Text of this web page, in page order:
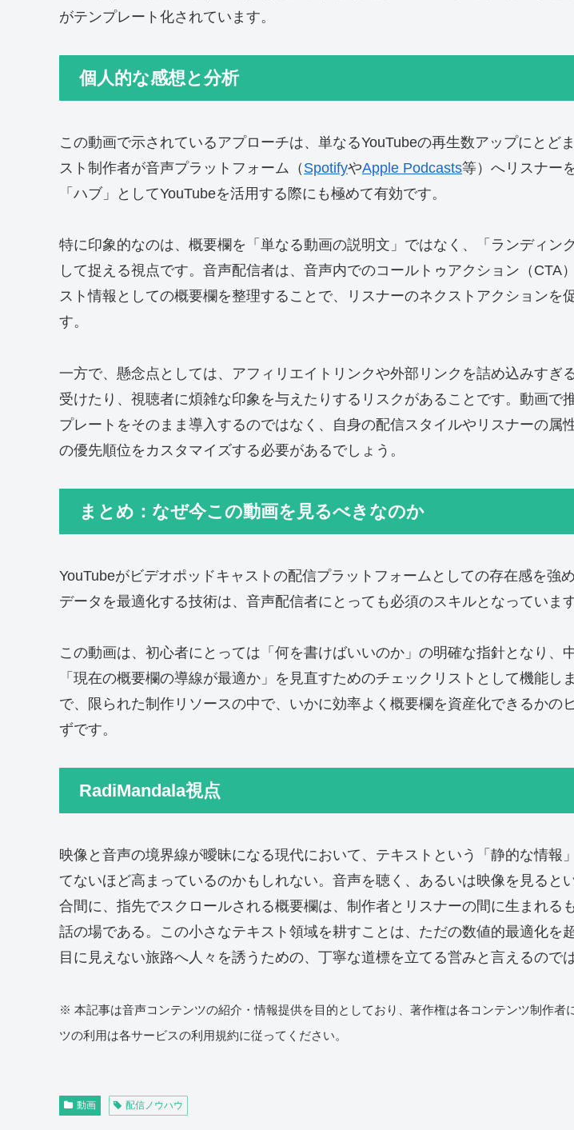
がテンプレート化されています。
個人的な感想と分析
この動画で示されているアプローチは、単なるYouTubeの再生数アップにとど
スト制作者が音声プラットフォーム（ SpotifyやApple Podcasts等）へリスナー
「ハブ」としてYouTubeを活用する際にも極めて有効です。
特に印象的なのは、概要欄を「単なる動画の説明文」ではなく、「ランディン
して捉える視点です。音声配信者は、音声内でのコールトゥアクション（CTA
スト情報としての概要欄を整理することで、リスナーのネクストアクションを
す。
一方で、懸念点としては、アフィリエイトリンクや外部リンクを詰め込みすぎ
受けたり、視聴者に煩雑な印象を与えたりするリスクがあることです。動画で
プレートをそのまま導入するのではなく、自身の配信スタイルやリスナーの属
の優先順位をカスタマイズする必要があるでしょう。
まとめ：なぜ今この動画を見るべきなのか
YouTubeがビデオポッドキャストの配信プラットフォームとしての存在感を強
データを最適化する技術は、音声配信者にとっても必須のスキルとなっています
この動画は、初心者にとっては「何を書けばいいのか」の明確な指針となり、
「現在の概要欄の導線が最適か」を見直すためのチェックリストとして機能し
で、限られた制作リソースの中で、いかに効率よく概要欄を資産化できるかの
ずです。
RadiMandala視点
映像と音声の境界線が曖昧になる現代において、テキストという「静的な情報
てないほど高まっているのかもしれない。音声を聴く、あるいは映像を見ると
合間に、指先でスクロールされる概要欄は、制作者とリスナーの間に生まれる
話の場である。この小さなテキスト領域を耕すことは、ただの数値的最適化を
目に見えない旅路へ人々を誘うための、丁寧な道標を立てる営みと言えるので
※ 本記事は音声コンテンツの紹介・情報提供を目的としており、著作権は各コンテンツ制作者
ツの利用は各サービスの利用規約に従ってください。
動画 配信ノウハウ